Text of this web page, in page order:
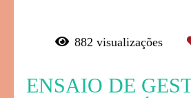
882 visualizações
ENSAIO DE